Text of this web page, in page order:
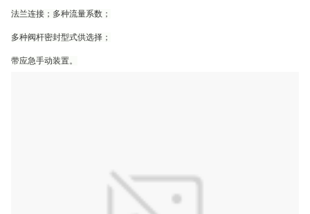
法兰连接；多种流量系数；
多种阀杆密封型式供选择；
带应急手动装置。